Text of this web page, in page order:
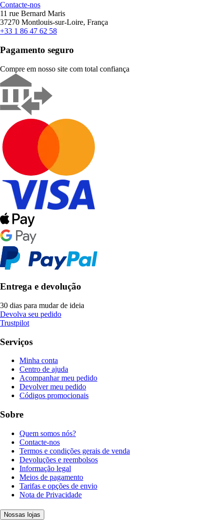
Contacte-nos
11 rue Bernard Maris
37270 Montlouis-sur-Loire, França
+33 1 86 47 62 58
Pagamento seguro
Compre em nosso site com total confiança
Entrega e devolução
30 dias para mudar de ideia
Devolva seu pedido
Trustpilot
Serviços
Minha conta
Centro de ajuda
Acompanhar meu pedido
Devolver meu pedido
Códigos promocionais
Sobre
Quem somos nós?
Contacte-nos
Termos e condições gerais de venda
Devoluções e reembolsos
Informação legal
Meios de pagamento
Tarifas e opções de envio
Nota de Privacidade
Nossas lojas